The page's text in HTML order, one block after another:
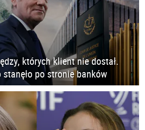
których klient nie dostał.
po stronie banków